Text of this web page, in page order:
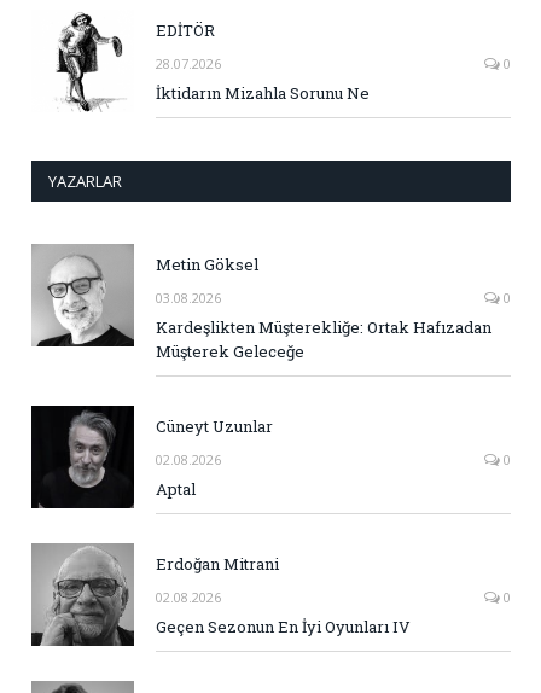
EDİTÖR
28.07.2026 0
İktidarın Mizahla Sorunu Ne
YAZARLAR
Metin Göksel
03.08.2026 0
Kardeşlikten Müşterekliğe: Ortak Hafızadan
Müşterek Geleceğe
Cüneyt Uzunlar
02.08.2026 0
Aptal
Erdoğan Mitrani
02.08.2026 0
Geçen Sezonun En İyi Oyunları IV